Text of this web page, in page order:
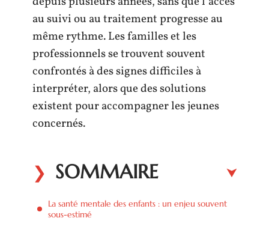
au suivi ou au traitement progresse au
même rythme. Les familles et les
professionnels se trouvent souvent
confrontés à des signes difficiles à
interpréter, alors que des solutions
existent pour accompagner les jeunes
concernés.
SOMMAIRE
La santé mentale des enfants : un enjeu souvent
sous-estimé